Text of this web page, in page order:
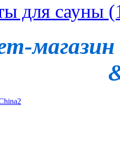
для сауны
магазин